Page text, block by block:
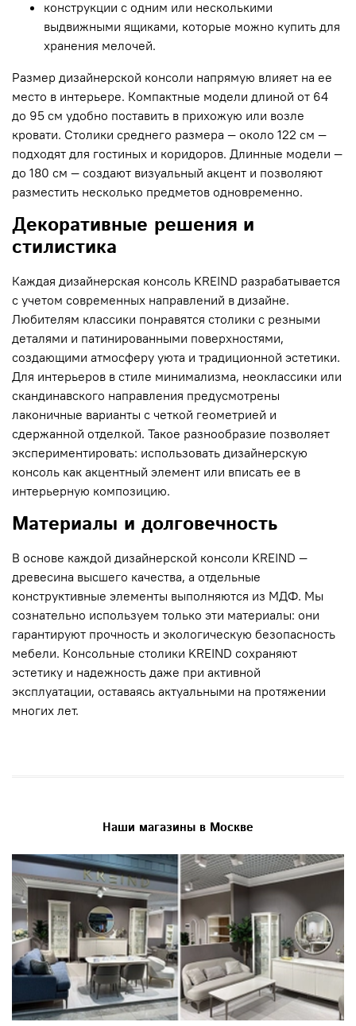
конструкции с одним или несколькими
выдвижными ящиками, которые можно купить для
хранения мелочей.
Размер дизайнерской консоли напрямую влияет на ее
место в интерьере. Компактные модели длиной от 64
до 95 см удобно поставить в прихожую или возле
кровати. Столики среднего размера — около 122 см —
подходят для гостиных и коридоров. Длинные модели —
до 180 см — создают визуальный акцент и позволяют
разместить несколько предметов одновременно.
Декоративные решения и
стилистика
Каждая дизайнерская консоль KREIND разрабатывается
с учетом современных направлений в дизайне.
Любителям классики понравятся столики с резными
деталями и патинированными поверхностями,
создающими атмосферу уюта и традиционной эстетики.
Для интерьеров в стиле минимализма, неоклассики или
скандинавского направления предусмотрены
лаконичные варианты с четкой геометрией и
сдержанной отделкой. Такое разнообразие позволяет
экспериментировать: использовать дизайнерскую
консоль как акцентный элемент или вписать ее в
интерьерную композицию.
Материалы и долговечность
В основе каждой дизайнерской консоли KREIND —
древесина высшего качества, а отдельные
конструктивные элементы выполняются из МДФ. Мы
сознательно используем только эти материалы: они
гарантируют прочность и экологическую безопасность
мебели. Консольные столики KREIND сохраняют
эстетику и надежность даже при активной
эксплуатации, оставаясь актуальными на протяжении
многих лет.
Наши магазины в Москве